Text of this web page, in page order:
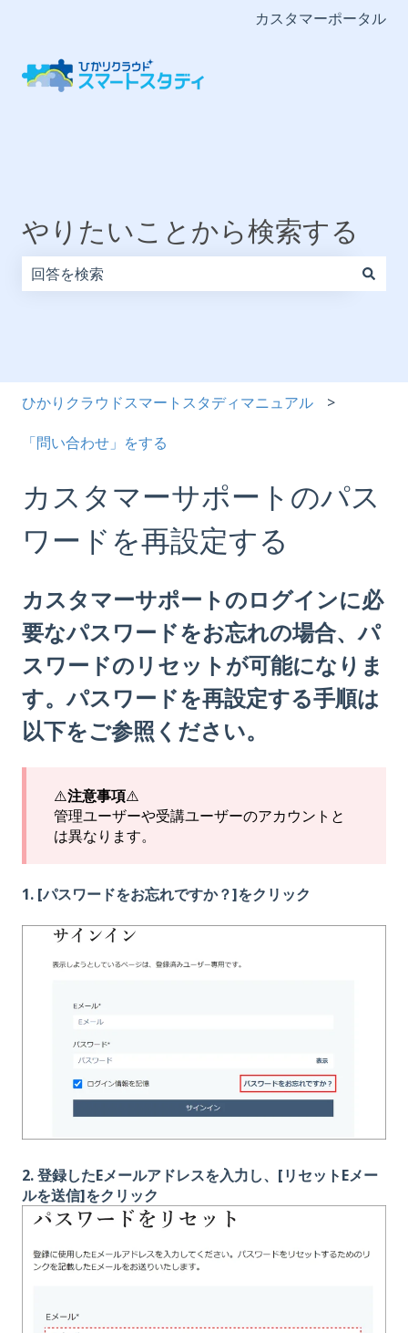
カスタマーポータル
やりたいことから検索する
ひかりクラウドスマートスタディマニュアル
「問い合わせ」をする
カスタマーサポートのパス
ワードを再設定する
カスタマーサポートのログインに必
要なパスワードをお忘れの場合、パ
スワードのリセットが可能になりま
す。パスワードを再設定する手順は
以下をご参照ください。
⚠️注意事項⚠️
管理ユーザーや受講ユーザーのアカウントと
は異なります。
1. [パスワードをお忘れですか？]をクリック
2. 登録したEメールアドレスを入力し、[リセットEメー
ルを送信]をクリック